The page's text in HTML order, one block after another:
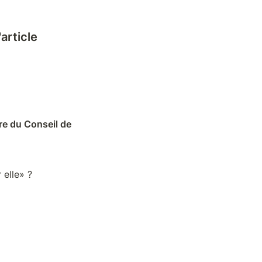
du Conseil de
?